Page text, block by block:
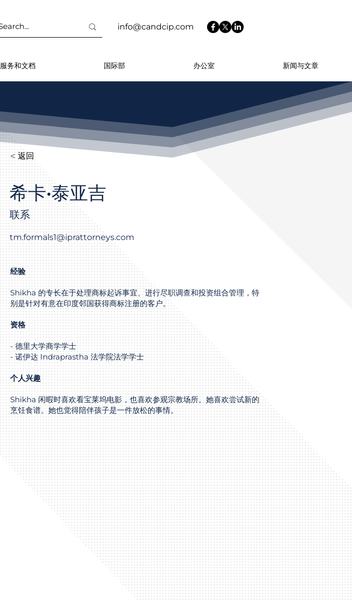
info@candcip.com
服务和文档 国际部 办公室 新闻与文章
< 返回
希卡·泰亚吉
联系
tm.formals1@iprattorneys.com
经验
Shikha 的专长在于处理商标起诉事宜、进行尽职调查和投资组合管理，特
别是针对有意在印度邻国获得商标注册的客户。
资格
- 德里大学商学学士
- 诺伊达 Indraprastha 法学院法学学士
个人兴趣
Shikha 闲暇时喜欢看宝莱坞电影，也喜欢参观宗教场所。她喜欢尝试新的
烹饪食谱。她也觉得陪伴孩子是一件放松的事情。